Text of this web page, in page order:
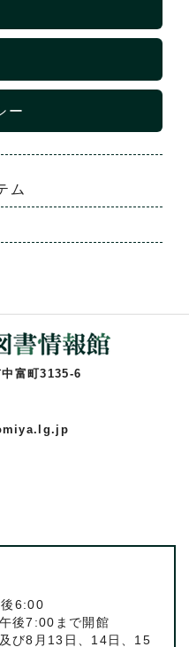
ー
ム
富町3135-6
6:00
後7:00まで開館
び8月13日、14日、15